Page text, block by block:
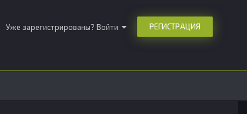
Уже зарегистрированы? Войти РЕГИСТРАЦИЯ